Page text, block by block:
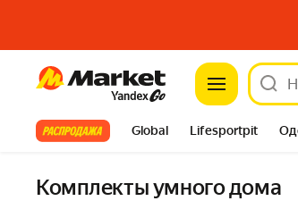
Market
Все хиты Global Lifesportpit
Комплекты умного дома